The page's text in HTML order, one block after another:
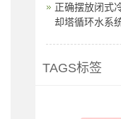
正确摆放闭式
却塔循环水系
TAGS标签